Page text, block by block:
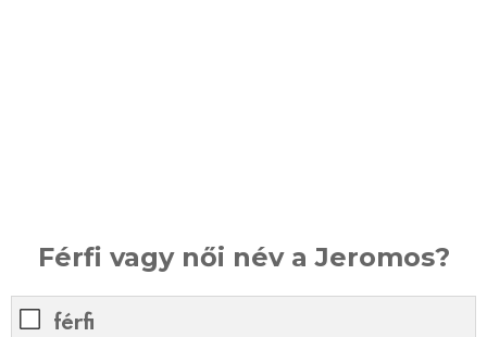
Férfi vagy női név a Jeromos?
férfi